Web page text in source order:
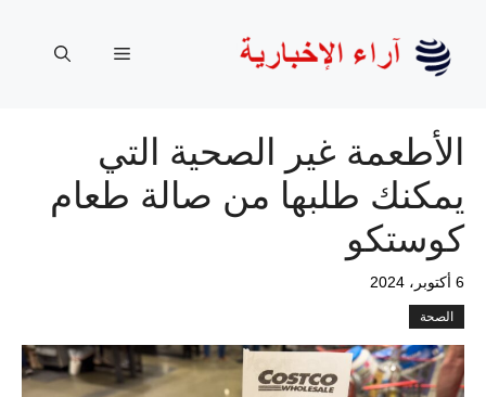
المحتوى
القائمة
الأطعمة غير الصحية التي
يمكنك طلبها من صالة طعام
كوستكو
6 أكتوبر، 2024
الصحة